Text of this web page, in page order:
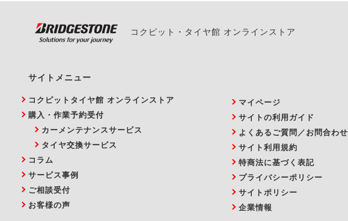
コクピット・タイヤ館 オンラインストア
サイトメニュー
コクピットタイヤ館 オンラインストア
購入・作業予約受付
カーメンテナンスサービス
タイヤ交換サービス
コラム
サービス事例
ご相談受付
お客様の声
マイページ
サイトの利用ガイド
よくあるご質問／お問合わせ
サイト利用規約
特商法に基づく表記
プライバシーポリシー
サイトポリシー
企業情報